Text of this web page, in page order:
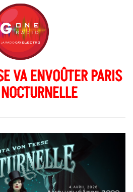
VA ENVOÛTER PARIS